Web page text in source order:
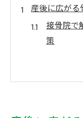
産後に広が
接骨院で
策
骨盤の